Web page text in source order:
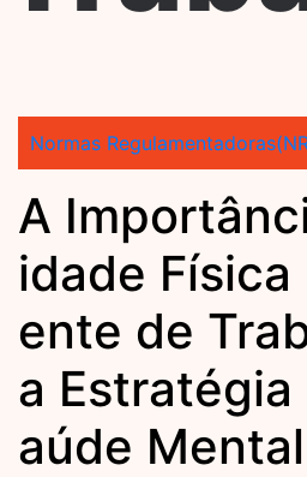
Normas
A
idade Física
ente de
a Estratégia
aúde Mental